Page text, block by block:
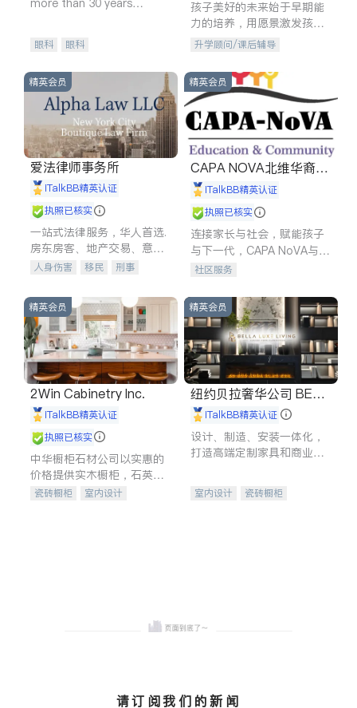
眼科 眼科
孩子美好的未来始于早期能
力的培养，用愿景激发孩子
的学习潜力和动力。理念：
拥有成长型心态是成功的基
石。
升学顾问/课后辅导
精英会员
爱法律师事务所
iTalkBB精英认证
执照已核实
一站式法律服务，华人首选.
房东房客、地产交易、意外
伤害、车祸重伤、商业诉
建筑合同、刑事案件全包办
人身伤害 移民
刑事
信托/遗嘱
商业
商标注册
索赔
律师-其它 保释
精英会员
CAPA NOVA北维华裔家
长会iTalkBB精英认证
执照已核实
连接家长与社会，赋能孩子
与下一代，CAPA NoVA与您
携手建设包容、公平、充满
社区服务
精英会员
2Win Cabinetry Inc.
iTalkBB精英认证
执照已核实
中华橱柜石材公司以实惠的
价格提供实木橱柜，石英石
台面，多种优质不锈钢水
瓷砖橱柜
室内设计
精英会员
纽约贝拉奢华公司 BELL
A LUXE
iTalkBB精英认证
设计、制造、安装一体化，
打造高端定制家具和商业空
室内设计
瓷砖橱柜
请订阅我们的新闻